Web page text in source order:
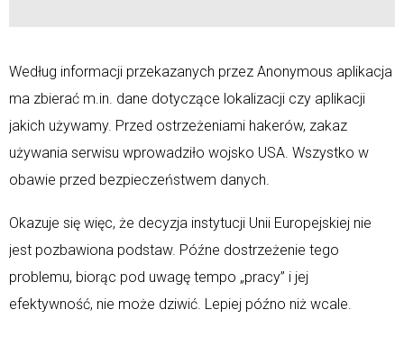
Według informacji przekazanych przez Anonymous aplikacja
ma zbierać m.in. dane dotyczące lokalizacji czy aplikacji
jakich używamy. Przed ostrzeżeniami hakerów, zakaz
używania serwisu wprowadziło wojsko USA. Wszystko w
obawie przed bezpieczeństwem danych.
Okazuje się więc, że decyzja instytucji Unii Europejskiej nie
jest pozbawiona podstaw. Późne dostrzeżenie tego
problemu, biorąc pod uwagę tempo „pracy” i jej
efektywność, nie może dziwić. Lepiej późno niż wcale.